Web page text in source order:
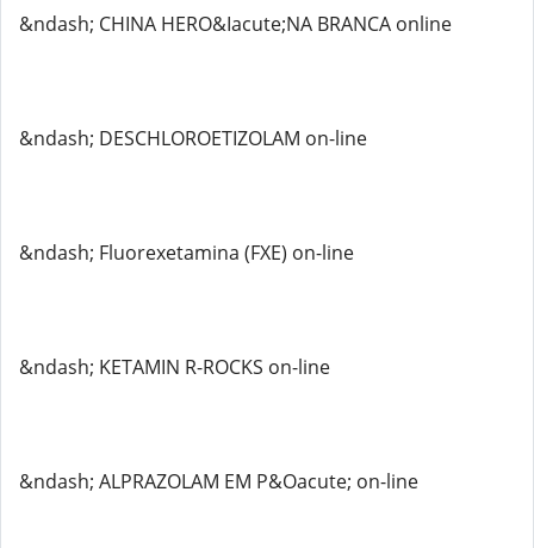
&ndash; CHINA HERO&Iacute;NA BRANCA online
&ndash; DESCHLOROETIZOLAM on-line
&ndash; Fluorexetamina (FXE) on-line
&ndash; KETAMIN R-ROCKS on-line
&ndash; ALPRAZOLAM EM P&Oacute; on-line